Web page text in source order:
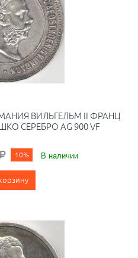
ВИЛЬГЕЛЬМ II ФРАНЦ
СЕРЕБРО AG 900 VF
10% В наличии